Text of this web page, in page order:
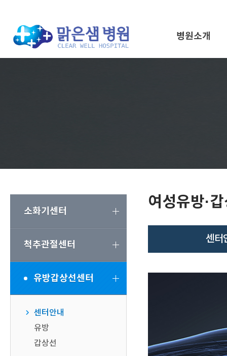
병원소개
소화기센터
척추관절센터
유방갑상선센터
센터안내
유방
갑상선
여성유방·
센터